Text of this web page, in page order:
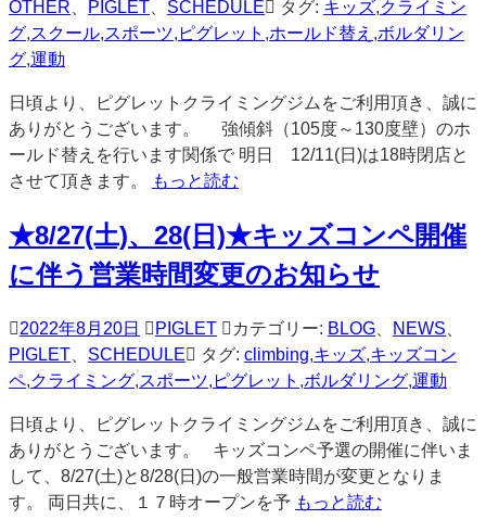
OTHER、 PIGLET、 SCHEDULE タグ: キッズ,クライミン
グ,スクール,スポーツ, ピグレット ,ホールド替え ,ボルダリン
グ,運動
日頃より、ピグレットクライミングジムをご利用頂き、誠に
ありがとうございます。 強傾斜（105度～130度壁）のホ
ールド替えを行います関係で 明日 12/11(日)は18時閉店と
させて頂きます。
もっと読む
★8/27(土)、28(日)★キッズコンペ開催
に伴う営業時間変更のお知らせ
2022年8月20日 PIGLET カテゴリー: BLOG NEWS
PIGLET
SCHEDULE タグ: climbing,キッズ,キッズコン
ペ,クライミング,スポーツ, ピグレット ,ボルダリング,運動
日頃より、ピグレットクライミングジムをご利用頂き、誠に
ありがとうございます。 キッズコンペ予選の開催に伴いま
して、8/27(土)と8/28(日)の一般営業時間が変更となりま
す。 両日共に、１７時オープンを予 もっと読む